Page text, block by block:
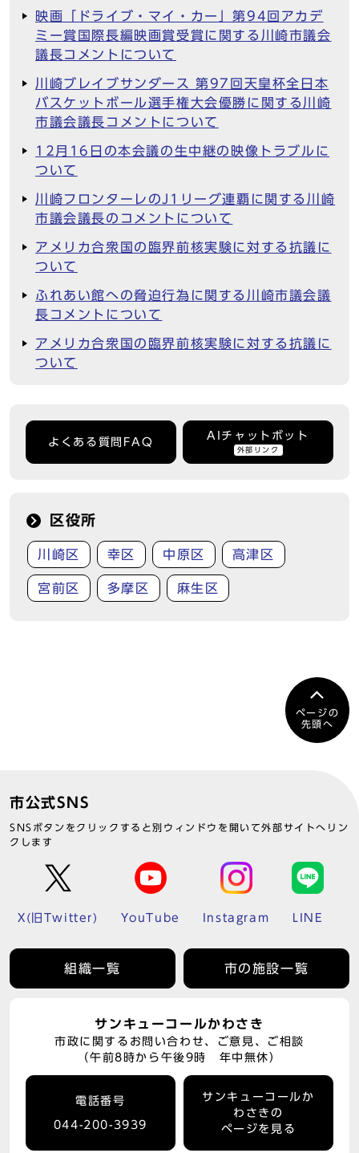
映画「ドライブ・マイ・カー」第94回アカデ
ミー賞国際長編映画賞受賞に関する川崎市議会
議長コメントについて
川崎ブレイブサンダース 第97回天皇杯全日本
バスケットボール選手権大会優勝に関する川崎
市議会議長コメントについて
12月16日の本会議の生中継の映像トラブルに
ついて
川崎フロンターレのJ1リーグ連覇に関する川崎
市議会議長のコメントについて
アメリカ合衆国の臨界前核実験に対する抗議に
ついて
ふれあい館への脅迫行為に関する川崎市議会議
長コメントについて
アメリカ合衆国の臨界前核実験に対する抗議に
ついて
よくある質問FAQ
AIチャットボット
外部リンク
区役所
川崎区 幸区 中原区 高津区
宮前区 多摩区 麻生区
ページの
先頭へ
市公式SNS
SNSボタンをクリックすると別ウィンドウを開いて外部サイトへリン
クします
X(旧Twitter) YouTube Instagram LINE
組織一覧 市の施設一覧
サンキューコールかわさき
市政に関するお問い合わせ、ご意見、ご相談
（午前8時から午後9時 年中無休）
電話番号
044-200-3939
サンキューコールか
わさきの
ページを見る